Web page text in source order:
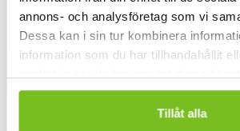
annons- och analysföretag som vi
Dessa kan i sin tur kombinera
information som du har tillhandahållit
Tillåt alla